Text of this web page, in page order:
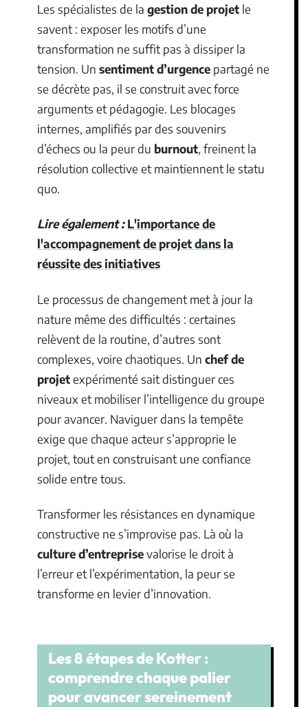
Les spécialistes de la gestion de projet le
savent : exposer les motifs d’une
transformation ne suffit pas à dissiper la
tension. Un sentiment d’urgence partagé ne
se décrète pas, il se construit avec force
arguments et pédagogie. Les blocages
internes, amplifiés par des souvenirs
d’échecs ou la peur du burnout, freinent la
résolution collective et maintiennent le statu
quo.
Lire également : L'importance de
l'accompagnement de projet dans la
réussite des initiatives
Le processus de changement met à jour la
nature même des difficultés : certaines
relèvent de la routine, d’autres sont
complexes, voire chaotiques. Un chef de
projetexpérimenté sait distinguer ces
niveaux et mobiliser l’intelligence du groupe
pour avancer. Naviguer dans la tempête
exige que chaque acteur s’approprie le
projet, tout en construisant une confiance
solide entre tous.
Transformer les résistances en dynamique
constructive ne s’improvise pas. Là où la
culture d’entreprisevalorise le droit à
l’erreur et l’expérimentation, la peur se
transforme en levier d’innovation.
Les 8 étapes de Kotter :
comprendre chaque palier
pour avancer sereinement